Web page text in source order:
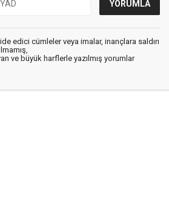
edici cümleler veya imalar, inançlara saldırı
ve büyük harflerle yazılmış yorumlar